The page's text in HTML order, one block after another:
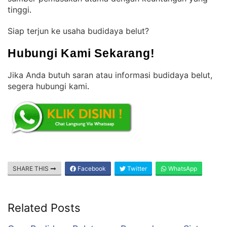
tinggi.
Siap terjun ke usaha budidaya belut?
Hubungi Kami Sekarang!
Jika Anda butuh saran atau informasi budidaya belut,
segera hubungi kami.
SHARE THIS Facebook Twitter WhatsApp
Related Posts